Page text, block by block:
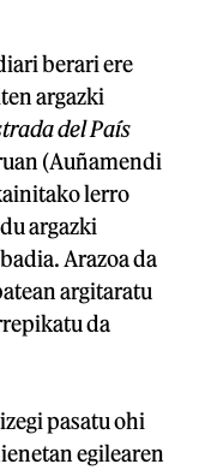
berari ere
argazki
del País
(Auñamendi
lerro
argazki
Arazoa da
argitaratu
da
pasatu ohi
egilearen